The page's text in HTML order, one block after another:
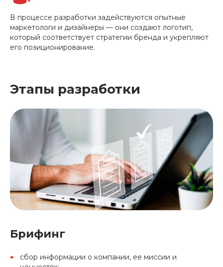
В процессе разработки задействуются опытные
маркетологи и дизайнеры — они создают логотип,
который соответствует стратегии бренда и укрепляют
его позиционирование.
Этапы разработки
Брифинг
сбор информации о компании, ее миссии и